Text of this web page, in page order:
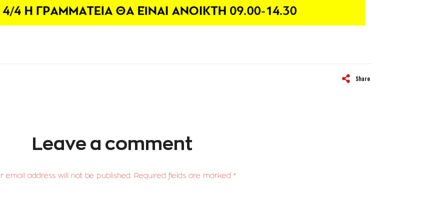
Share
Leave a comment
email address will not be published. Required fields are marked *